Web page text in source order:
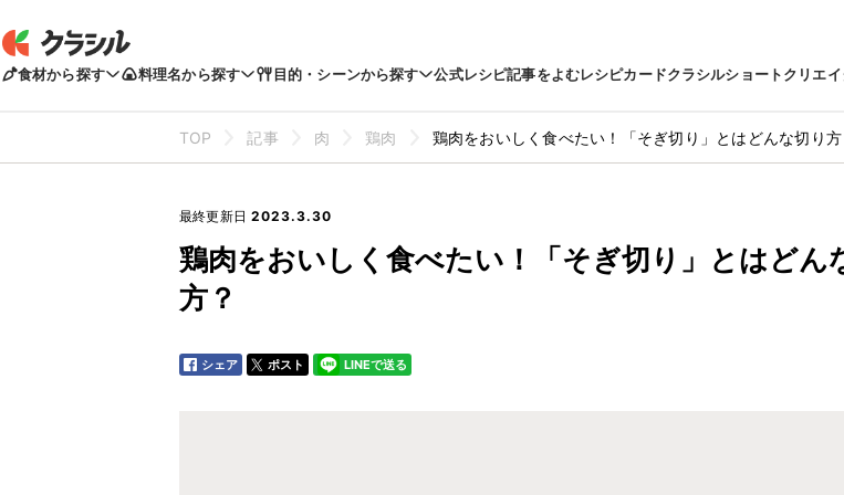
食材から探す 料理名から探す 目的・シーンから探す 公式レシピ記事をよむレシピカードクラシルショートクリエ
TOP 記事 肉 鶏肉 鶏肉をおいしく食べたい！「そぎ切り」とはどんな切り方
最終更新日 2023.3.30
鶏肉をおいしく食べたい！「そぎ切り」とはどん
方？
シェア ポスト LINEで送る